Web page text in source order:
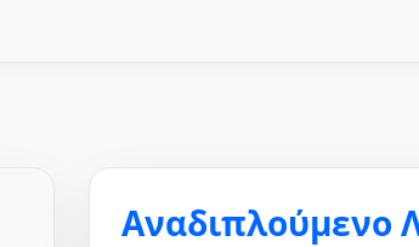
Αναδιπλούμενο